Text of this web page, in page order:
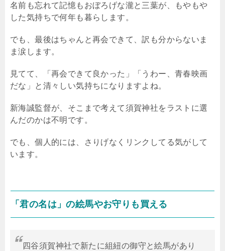
名前も忘れて記憶もおぼろげな瀧と三葉が、もやもや
した気持ちで何年も暮らします。
でも、最後はちゃんと再会できて、訳も分からないま
ま涙します。
見てて、「再会できて良かった」「うわー、青春映画
だな」と清々しい気持ちになりますよね。
新海誠監督が、そこまで考えて須賀神社をラストに選
んだのかは不明です。
でも、個人的には、さりげなくリンクしてる気がして
います。
「君の名は」の絵馬やお守りも買える
四谷須賀神社で新たに組紐の御守と絵馬があり